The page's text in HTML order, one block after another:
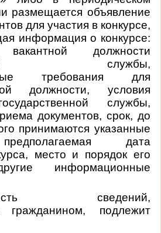
размещается объявление
для участия в конкурсе,
информация о конкурсе:
вакантной должности
службы,
требования для
должности, условия
службы,
документов, срок, до
принимаются указанные
дата
место и порядок его
информационные
сведений,
гражданином, подлежит